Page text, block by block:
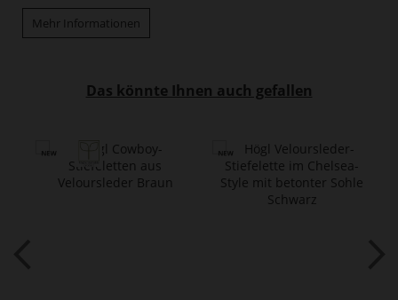
Mehr Informationen
Das könnte Ihnen auch gefallen